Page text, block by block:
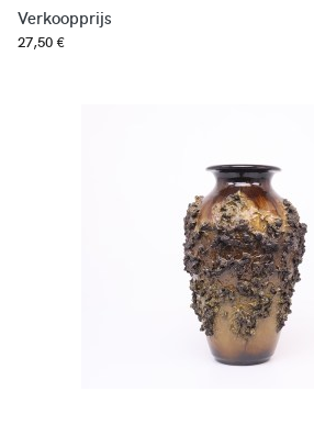
Verkoopprijs
27,50 €